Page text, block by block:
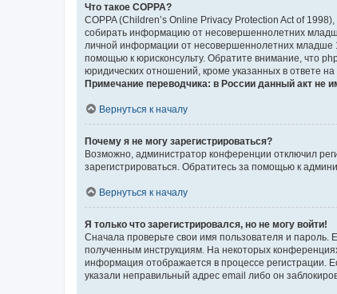
Что такое COPPA?
COPPA (Children’s Online Privacy Protection Act of
собирать информацию от несовершеннолетних
личной информации от несовершеннолетних младше
помощью к юрисконсульту. Обратите внимание, что
юридических отношений, кроме указанных в ответе
Примечание переводчика: в России данный акт не
Вернуться к началу
Почему я не могу зарегистрироваться?
Возможно, администратор конференции отключил
зарегистрироваться. Обратитесь за помощью к
Вернуться к началу
Я только что зарегистрировался, но не могу войти!
Сначала проверьте свои имя пользователя и пароль.
полученным инструкциям. На некоторых
информация отображается в процессе регистрации.
указали неправильный адрес email либо он